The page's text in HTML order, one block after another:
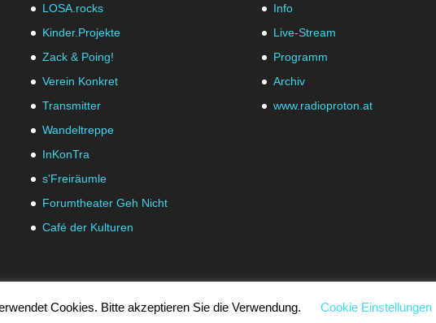
LOSA.rocks
Kinder.Projekte
Zack & Poing!
Verein Konkret
Transmitter
Wandeltreppe
InKonTra
s'Freiräumle
Forumtheater Geh Nicht
Café der Kulturen
Info
Live-Stream
Programm
Archiv
www.radioproton.at
|Cookie Einstellungen
Cookies. Bitte akzeptieren Sie die Verwendung. Cookie Einstellungen